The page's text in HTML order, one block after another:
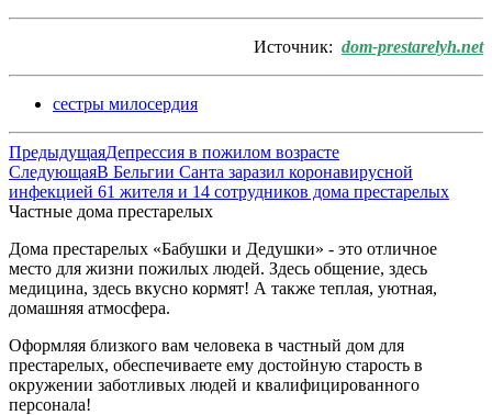
Источник: dom-prestarelyh.net
сестры милосердия
ПредыдущаяДепрессия в пожилом возрасте
СледующаяВ Бельгии Санта заразил коронавирусной
инфекцией 61 жителя и 14 сотрудников дома престарелых
Частные дома престарелых
Дома престарелых «Бабушки и Дедушки» - это отличное
место для жизни пожилых людей. Здесь общение, здесь
медицина, здесь вкусно кормят! А также теплая, уютная,
домашняя атмосфера.
Оформляя близкого вам человека в частный дом для
престарелых, обеспечиваете ему достойную старость в
окружении заботливых людей и квалифицированного
персонала!